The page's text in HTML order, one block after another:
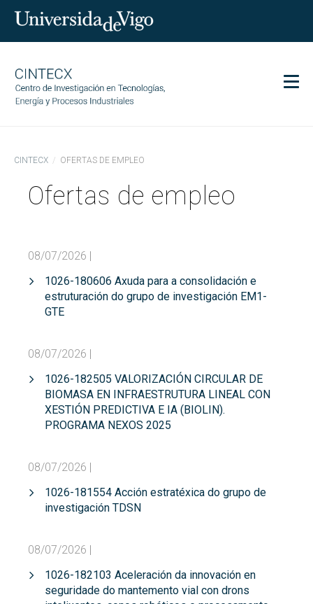
Investigación
Transferencia
Comunicación
Igualdad
GL EN Search
CINTECX OFERTAS DE EMPLEO
Ofertas de empleo
08/07/2026 |
1026-180606 Axuda para a consolidación e
estruturación do grupo de investigación EM1-
GTE
08/07/2026 |
1026-182505 VALORIZACIÓN CIRCULAR DE
BIOMASA EN INFRAESTRUTURA LINEAL CON
XESTIÓN PREDICTIVA E IA (BIOLIN).
PROGRAMA NEXOS 2025
08/07/2026 |
1026-181554 Acción estratéxica do grupo de
investigación TDSN
08/07/2026 |
1026-182103 Aceleración da innovación en
seguridade do mantemento vial con drons